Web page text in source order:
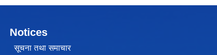
Notices
सूचना तथा समाचार